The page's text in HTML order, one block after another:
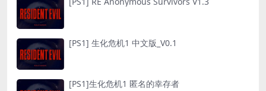
[PS1] 生化危机1 中文版_V0.1
[PS1]生化危机1 匿名的幸存者